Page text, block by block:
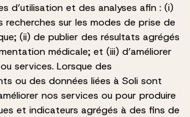
d’utilisation et des analyses afin : (i)
recherches sur les modes de prise de
(ii) de publier des résultats agrégés
médicale; et (iii) d’améliorer
services. Lorsque des
ou des données liées à Soli sont
nos services ou pour produire
et indicateurs agrégés à des fins de